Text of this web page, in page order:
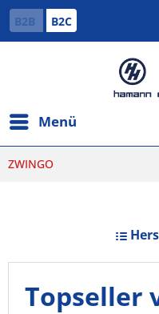
B2B B2C
Menü
ZWINGO
Topseller